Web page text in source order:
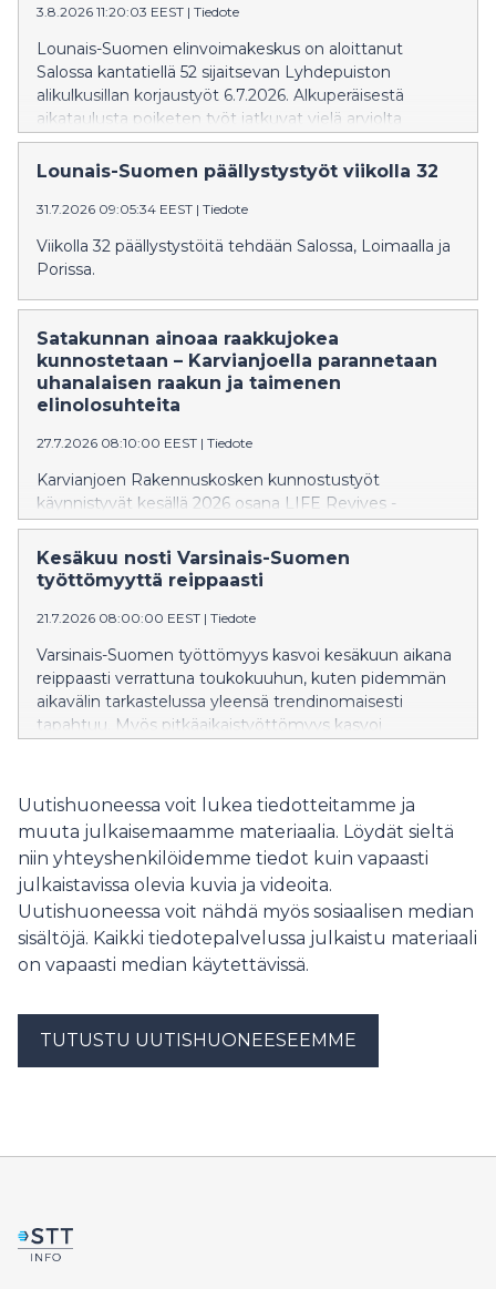
3.8.2026 11:20:03 EEST | Tiedote
Lounais-Suomen elinvoimakeskus on aloittanut
Salossa kantatiellä 52 sijaitsevan Lyhdepuiston
alikulkusillan korjaustyöt 6.7.2026. Alkuperäisestä
aikataulusta poiketen työt jatkuvat vielä arviolta
elokuun loppuun saakka. Korjaustöiden aikana toinen
ajokaista on poissa käytöstä ja liikenne on ohjattu
aiheutuu haittaa liikenteelle.
Lounais-Suomen päällystystyöt viikolla 32
31.7.2026 09:05:34 EEST | Tiedote
Viikolla 32 päällystystöitä tehdään Salossa, Loimaalla ja
Porissa.
Satakunnan ainoaa raakkujokea
kunnostetaan – Karvianjoella parannetaan
uhanalaisen raakun ja taimenen
elinolosuhteita
27.7.2026 08:10:00 EEST | Tiedote
Karvianjoen Rakennuskosken kunnostustyöt
käynnistyvät kesällä 2026 osana LIFE Revives -
hanketta. Tavoitteena on lisätä erittäin uhanalaisen
jokihelmisimpukan eli raakun sekä sen isäntäkalan
taimenen elinympäristöjä Satakunnan ainoassa jäljellä
olevassa raakkujoessa. Kunnostuksen aikana
järjestetään mediapäivä 6.8.2026, jolloin kunnostuksia
Kesäkuu nosti Varsinais-Suomen
työttömyyttä reippaasti
21.7.2026 08:00:00 EEST | Tiedote
Varsinais-Suomen työttömyys kasvoi kesäkuun aikana
reippaasti verrattuna toukokuuhun, kuten pidemmän
aikavälin tarkastelussa yleensä trendinomaisesti
tapahtuu. Myös pitkäaikaistyöttömyys kasvoi
melko vaisuna, mutta avoimien työpaikkojen määrä
nousi kuitenkin hieman verrattuna vuodentakaiseen.
Uutishuoneessa voit lukea tiedotteitamme ja
muuta julkaisemaamme materiaalia. Löydät sieltä
niin yhteyshenkilöidemme tiedot kuin vapaasti
julkaistavissa olevia kuvia ja videoita.
Uutishuoneessa voit nähdä myös sosiaalisen median
sisältöjä. Kaikki tiedotepalvelussa julkaistu materiaali
on vapaasti median käytettävissä.
TUTUSTU UUTISHUONEESEEMME